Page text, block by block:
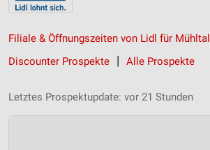
Filiale & Öffnungszeiten von Lidl für Mühltal
Discounter Prospekte
Alle Prospekte
Letztes Prospektupdate: vor 21 Stunden